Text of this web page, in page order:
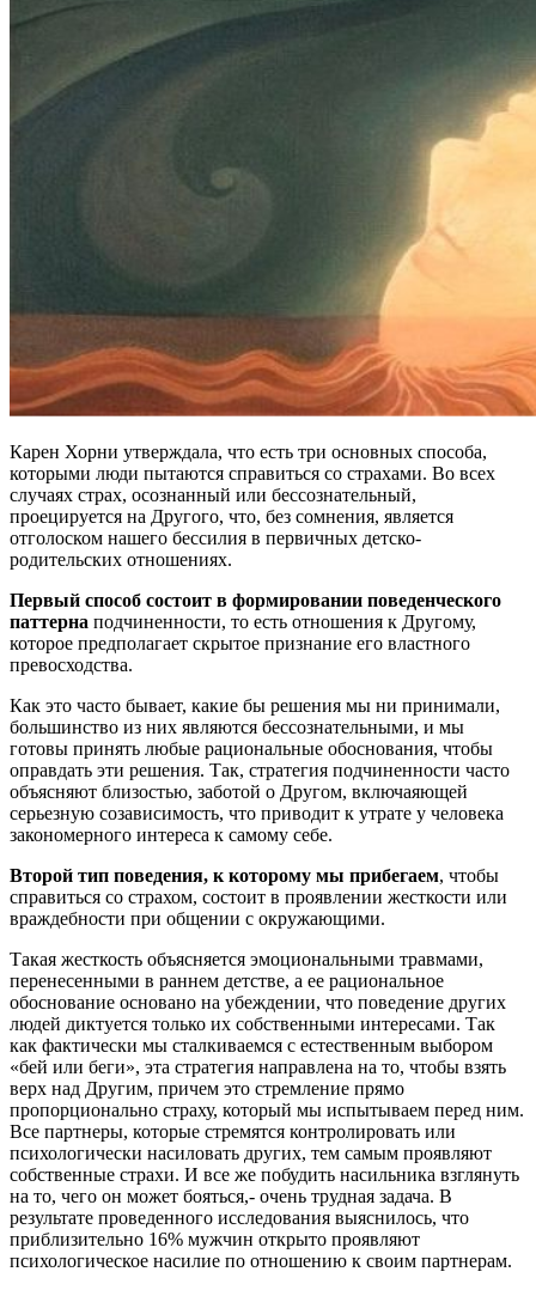
Карен Хорни утверждала, что есть три основных способа,
которыми люди пытаются справиться со страхами. Во всех
случаях страх, осознанный или бессознательный,
проецируется на Другого, что, без сомнения, является
отголоском нашего бессилия в первичных детско-
родительских отношениях.
Первый способ состоит в формировании поведенческого
паттерна подчиненности, то есть отношения к Другому,
которое предполагает скрытое признание его властного
превосходства.
Как это часто бывает, какие бы решения мы ни принимали,
большинство из них являются бессознательными, и мы
готовы принять любые рациональные обоснования, чтобы
оправдать эти решения. Так, стратегия подчиненности часто
объясняют близостью, заботой о Другом, включаяющей
серьезную созависимость, что приводит к утрате у человека
закономерного интереса к самому себе.
Второй тип поведения, к которому мы прибегаем, чтобы
справиться со страхом, состоит в проявлении жесткости или
враждебности при общении с окружающими.
Такая жесткость объясняется эмоциональными травмами,
перенесенными в раннем детстве, а ее рациональное
обоснование основано на убеждении, что поведение других
людей диктуется только их собственными интересами. Так
как фактически мы сталкиваемся с естественным выбором
«бей или беги», эта стратегия направлена на то, чтобы взять
верх над Другим, причем это стремление прямо
пропорционально страху, который мы испытываем перед ним.
Все партнеры, которые стремятся контролировать или
психологически насиловать других, тем самым проявляют
собственные страхи. И все же побудить насильника взглянуть
на то, чего он может бояться,- очень трудная задача. В
результате проведенного исследования выяснилось, что
приблизительно 16% мужчин открыто проявляют
психологическое насилие по отношению к своим партнерам.